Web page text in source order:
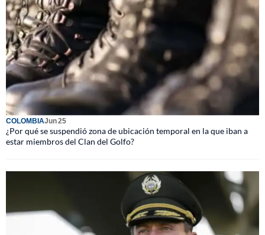
COLOMBIAJun 25
¿Por qué se suspendió zona de ubicación temporal en la que iban a
estar miembros del Clan del Golfo?